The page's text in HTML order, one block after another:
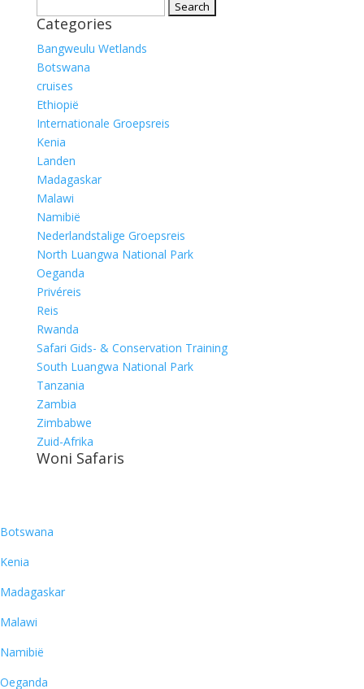
for:
Categories
Bangweulu Wetlands
Botswana
cruises
Ethiopië
Internationale Groepsreis
Kenia
Landen
Madagaskar
Malawi
Namibië
Nederlandstalige Groepsreis
North Luangwa National Park
Oeganda
Privéreis
Reis
Rwanda
Safari Gids- & Conservation Training
South Luangwa National Park
Tanzania
Zambia
Zimbabwe
Zuid-Afrika
Woni Safaris
Botswana
Kenia
Madagaskar
Malawi
Namibië
Oeganda